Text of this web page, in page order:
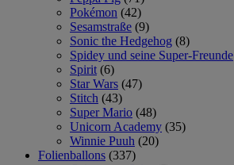
Pokémon (42)
Sesamstraße (9)
Sonic the Hedgehog (8)
Spidey und seine Super-Freunde
Spirit (6)
Star Wars (47)
Stitch (43)
Super Mario (48)
Unicorn Academy (35)
Winnie Puuh (20)
Folienballons (337)